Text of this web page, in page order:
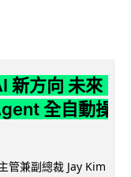
新方向 未來
全自動操
管兼副總裁 Jay Kim